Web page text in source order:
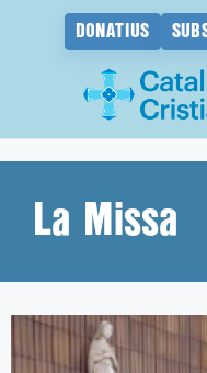
DONATIUS
contingutLa Missa